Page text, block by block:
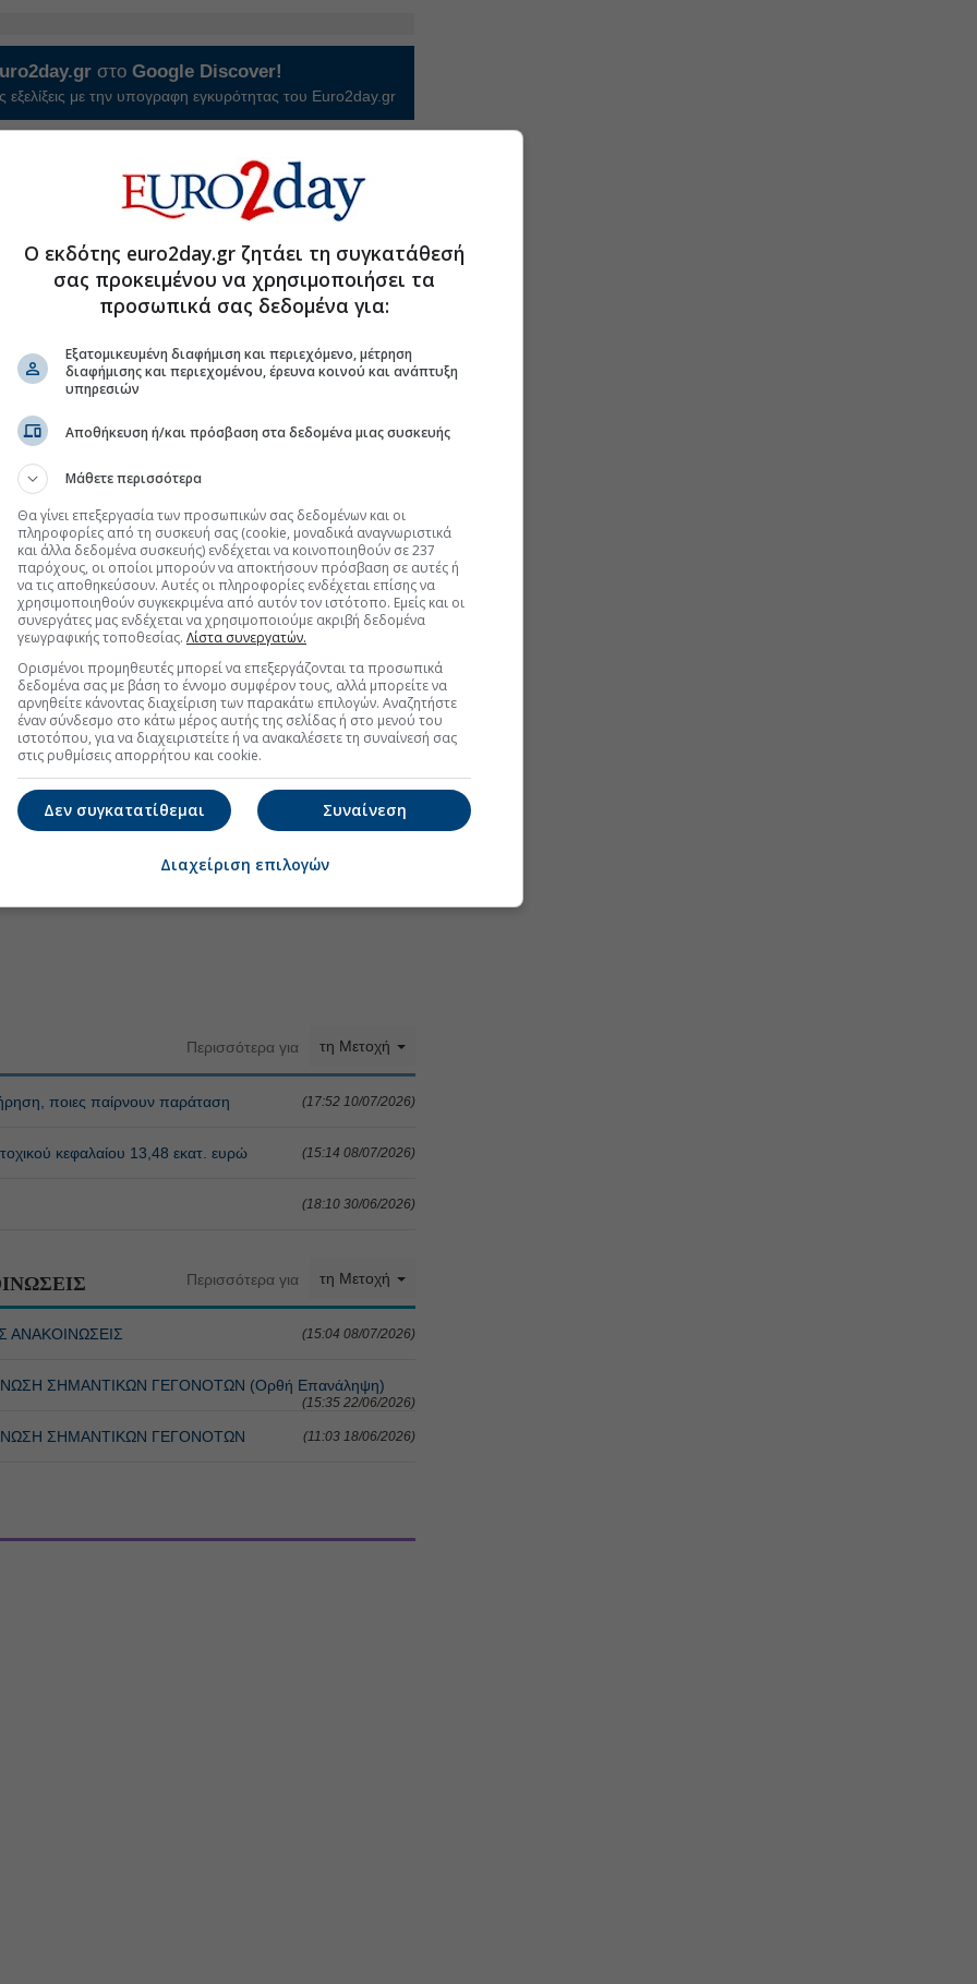
στοGoogle Discover!
εξελίξεις με την υπογραφη εγκυρότητας του Euro2day.gr
Ακολουθήστε τη σελίδα τουEuro2day.grστοLinkedin
blue chips και τράπεζες
τουριστικές επενδύσεις
φωτιά σε βενζίνη και πετρέλαιο κίνησης
2 GW σε Πολωνία και Ουγγαρία
στο Discover
Περισσότερα για τη Μετοχή
ποιες παίρνουν παράταση (17:52 10/07/2026)
κεφαλαίου 13,48 εκατ. ευρώ (15:14 08/07/2026)
(18:10 30/06/2026)
Περισσότερα για τη Μετοχή
ΑΝΑΚΟΙΝΩΣΕΙΣ (15:04 08/07/2026)
ΣΗΜΑΝΤΙΚΩΝ ΓΕΓΟΝΟΤΩΝ (Ορθή Επανάληψη)
(15:35 22/06/2026)
ΣΗΜΑΝΤΙΚΩΝ ΓΕΓΟΝΟΤΩΝ (11:03 18/06/2026)
Ο εκδότης euro2day.gr ζητάει τη συγκατάθεσή
σας προκειμένου να χρησιμοποιήσει τα
προσωπικά σας δεδομένα για:
Εξατομικευμένη διαφήμιση και περιεχόμενο, μέτρηση
διαφήμισης και περιεχομένου, έρευνα κοινού και ανάπτυξη
υπηρεσιών
Αποθήκευση ή/και πρόσβαση στα δεδομένα μιας συσκευής
Μάθετε περισσότερα
Θα γίνει επεξεργασία των προσωπικών σας δεδομένων και οι
πληροφορίες από τη συσκευή σας (cookie, μοναδικά αναγνωριστικά
και άλλα δεδομένα συσκευής) ενδέχεται να κοινοποιηθούν σε 237
παρόχους, οι οποίοι μπορούν να αποκτήσουν πρόσβαση σε αυτές ή
να τις αποθηκεύσουν. Αυτές οι πληροφορίες ενδέχεται επίσης να
χρησιμοποιηθούν συγκεκριμένα από αυτόν τον ιστότοπο. Εμείς και οι
συνεργάτες μας ενδέχεται να χρησιμοποιούμε ακριβή δεδομένα
γεωγραφικής τοποθεσίας. Λίστα συνεργατών.
Ορισμένοι προμηθευτές μπορεί να επεξεργάζονται τα προσωπικά
δεδομένα σας με βάση το έννομο συμφέρον τους, αλλά μπορείτε να
αρνηθείτε κάνοντας διαχείριση των παρακάτω επιλογών. Αναζητήστε
έναν σύνδεσμο στο κάτω μέρος αυτής της σελίδας ή στο μενού του
ιστοτόπου, για να διαχειριστείτε ή να ανακαλέσετε τη συναίνεσή σας
στις ρυθμίσεις απορρήτου και cookie.
Συναίνεση
Δεν συγκατατίθεμαι
Διαχείριση επιλογών